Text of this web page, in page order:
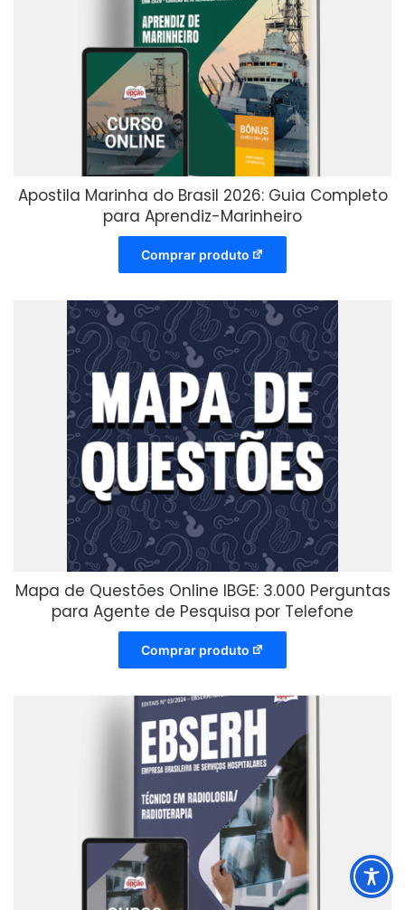
Apostila Marinha do Brasil 2026: Guia Completo
para Aprendiz-Marinheiro
Comprar produto
Mapa de Questões Online IBGE: 3.000 Perguntas
para Agente de Pesquisa por Telefone
Comprar produto